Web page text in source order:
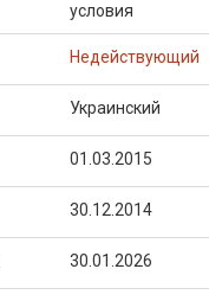
условия
Недействующий
Украинский
01.03.2015
30.12.2014
30.01.2026